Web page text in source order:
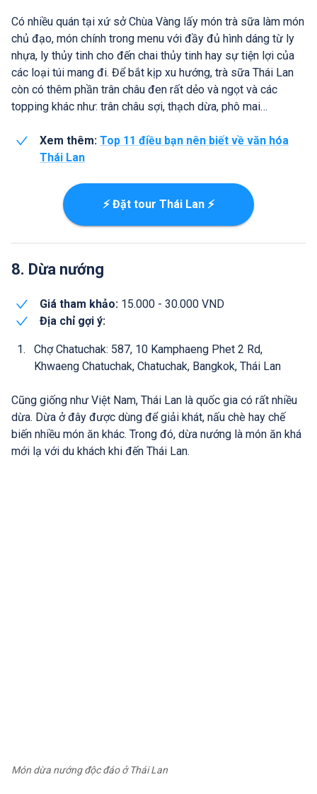
Có nhiều quán tại xứ sở Chùa Vàng lấy món trà sữa làm món
chủ đạo, món chính trong menu với đầy đủ hình dáng từ ly
nhựa, ly thủy tinh cho đến chai thủy tinh hay sự tiện lợi của
các loại túi mang đi. Để bắt kịp xu hướng, trà sữa Thái Lan
còn có thêm phần trân châu đen rất dẻo và ngọt và các
topping khác như: trân châu sợi, thạch dừa, phô mai…
Xem thêm: Top 11 điều bạn nên biết về văn hóa
Thái Lan
⚡ Đặt tour Thái Lan ⚡
8. Dừa nướng
Giá tham khảo: 15.000 - 30.000 VND
Địa chỉ gợi ý:
Chợ Chatuchak: 587, 10 Kamphaeng Phet 2 Rd,
Khwaeng Chatuchak, Chatuchak, Bangkok, Thái Lan
Cũng giống như Việt Nam, Thái Lan là quốc gia có rất nhiều
dừa. Dừa ở đây được dùng để giải khát, nấu chè hay chế
biến nhiều món ăn khác. Trong đó, dừa nướng là món ăn khá
mới lạ với du khách khi đến Thái Lan.
Món dừa nướng độc đáo ở Thái Lan